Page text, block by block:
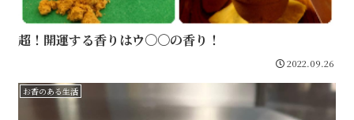
超！開運する香りはウ〇〇の香り！
2022.09.26
お香のある生活